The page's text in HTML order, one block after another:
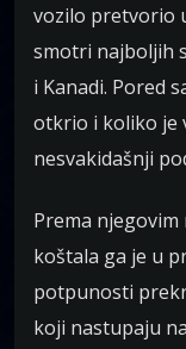
vozilo pretvorio
smotri najboljih
i Kanadi. Pored
otkrio i koliko je
nesvakidašnji
Prema njegovim
koštala ga je u
potpunosti
koji nastupaju